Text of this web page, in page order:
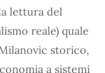
lettura del
reale) quale
storico,
a sistemi